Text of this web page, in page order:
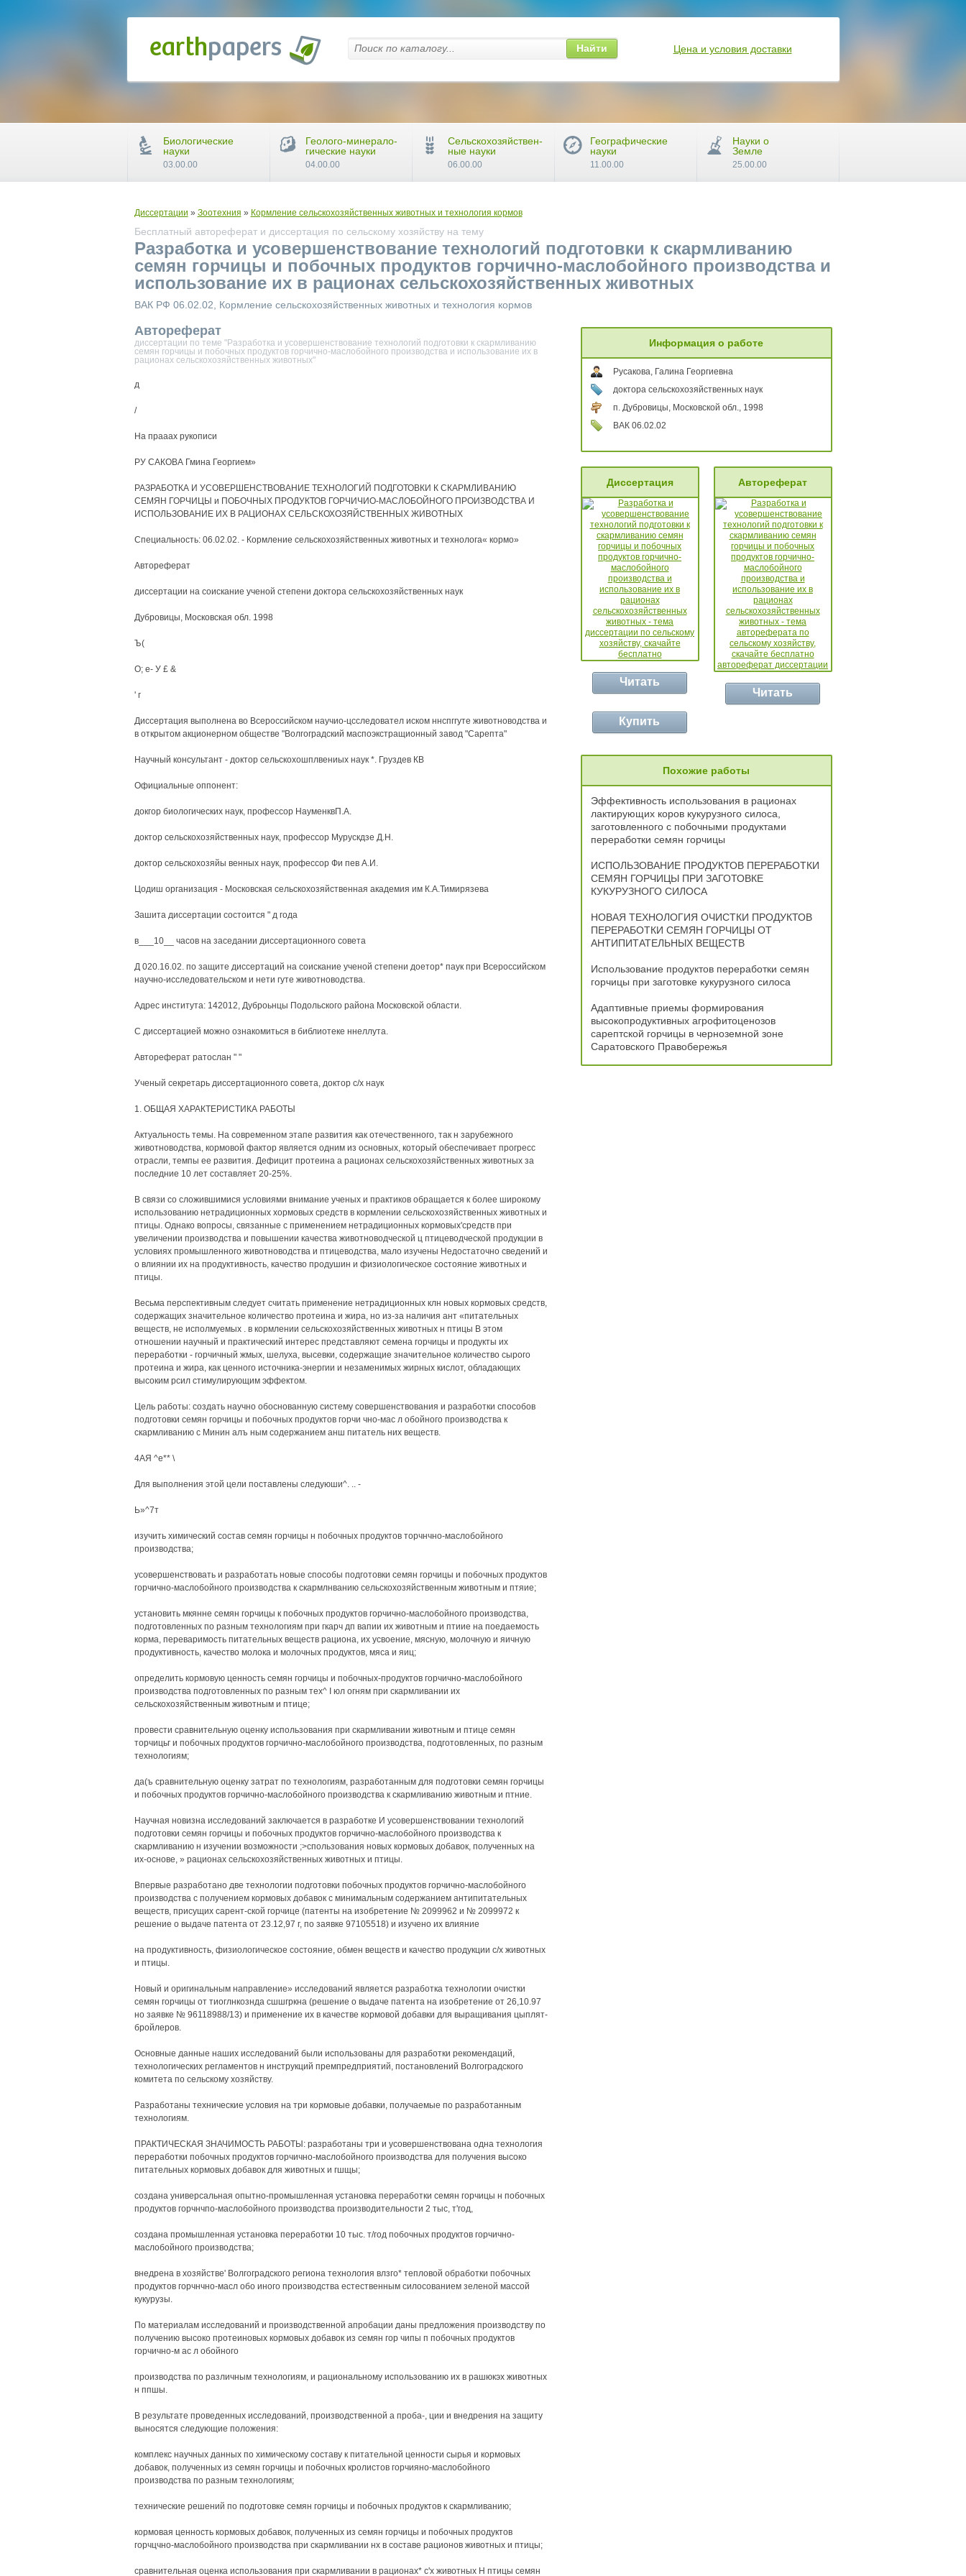
Диссертации » Зоотехния » Кормление сельскохозяйственных животных и технология кормов
Бесплатный автореферат и диссертация по сельскому хозяйству на тему
Разработка и усовершенствование технологий подготовки к скармливанию
семян горчицы и побочных продуктов горчично-маслобойного производства и
использование их в рационах сельскохозяйственных животных
ВАК РФ 06.02.02, Кормление сельскохозяйственных животных и технология кормов
Автореферат
диссертации по теме "Разработка и усовершенствование технологий подготовки к скармливанию
семян горчицы и побочных продуктов горчично-маслобойного производства и использование их в
рационах сельскохозяйственных животных"
д
/
На прааах рукописи
РУ САКОВА Гмина Георгием»
РАЗРАБОТКА И УСОВЕРШЕНСТВОВАНИЕ ТЕХНОЛОГИЙ ПОДГОТОВКИ К СКАРМЛИВАНИЮ
СЕМЯН ГОРЧИЦЫ и ПОБОЧНЫХ ПРОДУКТОВ ГОРЧИЧИО-МАСЛОБОЙНОГО ПРОИЗВОДСТВА И
ИСПОЛЬЗОВАНИЕ ИХ В РАЦИОНАХ СЕЛЬСКОХОЗЯЙСТВЕННЫХ ЖИВОТНЫХ
Специальность: 06.02.02. - Кормление сельскохозяйственных животных и технолога« кормо»
Автореферат
диссертации на соискание ученой степени доктора сельскохозяйственных наук
Дубровицы, Московская обл. 1998
Ъ(
О; е- У £ &
' г
Диссертация выполнена во Всероссийском научио-цсследовател иском ннспггуте животноводства и
в открытом акционерном обществе "Волгоградский маспоэкстращионный завод "Сарепта"
Научный консультант - доктор сельскохошплвениых наук *. Груздев КВ
Официальные оппонент:
докгор биологических наук, профессор НауменквП.А.
доктор сельскохозяйственных наук, профессор Мурускдзе Д.Н.
доктор сельскохозяйы венных наук, профессор Фи пев А.И.
Цодиш организация - Московская сельскохозяйственная академия им К.А.Тимирязева
Зашита диссертации состоится " д года
в___10__ часов на заседании диссертационного совета
Д 020.16.02. по защите диссертаций на соискание ученой степени доетор* паук при Всероссийском
научно-исследовательском и нети гуте животноводства.
Адрес института: 142012, Дуброьнцы Подольского района Московской области.
С диссертацией можно ознакомиться в библиотеке ннеллута.
Автореферат ратослан " "
Ученый секретарь диссертационного совета, доктор с/х наук
1. ОБЩАЯ ХАРАКТЕРИСТИКА РАБОТЫ
Актуальность темы. На современном этапе развития как отечественного, так н зарубежного
животноводства, кормовой фактор является одним из основных, который обеспечивает прогресс
отрасли, темпы ее развития. Дефицит протеина а рационах сельскохозяйственных животных за
последние 10 лет составляет 20-25%.
В связи со сложившимися условиями внимание ученых и практиков обращается к более широкому
использованию нетрадиционных хормовых средств в кормлении сельскохозяйственных животных и
птицы. Однако вопросы, связанные с применением нетрадиционных кормовых'средств при
увеличении производства и повышении качества животноводческой ц птицеводческой продукции в
условиях промышленного животноводства и птицеводства, мало изучены Недостаточно сведений и
о влиянии их на продуктивность, качество продушин и физиологическое состояние животных и
птицы.
Весьма перспективным следует считать применение нетрадиционных клн новых кормовых средств,
содержащих значительное количество протеина и жира, но из-за наличия ант «питательных
веществ, не исполмуемых . в кормлении сельскохозяйственных животных н птицы В этом
отношении научный и практический интерес представляют семена горчицы и продукты их
переработки - горчичный жмых, шелуха, высевки, содержащие значительное количество сырого
протеина и жира, как ценного источника-энергии и незаменимых жирных кислот, обладающих
высоким рсил стимулирующим эффектом.
Цель работы: создать научно обоснованную систему совершенствования и разработки способов
подготовки семян горчицы и побочных продуктов горчи чно-мас л обойного производства к
скармливанию с Минин алъ ным содержанием анш питатель них веществ.
4АЯ ^е** \
Для выполнения этой цели поставлены следуюши^. .. -
Ь»^7т
изучить химический состав семян горчицы н побочных продуктов торчнчно-маслобойного
производства;
усовершенствовать и разработать новые способы подготовки семян горчицы и побочных продуктов
горчично-маслобойного производства к скармлнванию сельскохозяйственным животным и птяие;
установить мкянне семян горчицы к побочных продуктов горчично-маслобойного производства,
подготовленных по разным технологиям при гкарч дп вапии их животным и птиие на поедаемость
корма, переваримость питательных веществ рациона, их усвоение, мясную, молочную и яичную
продуктивность, качество молока и молочных продуктов, мяса и яиц;
определить кормовую ценность семян горчицы и побочных-продуктов горчично-маслобойного
производства подготовленных по разным тех^ I юл огням при скармливании их
сельскохозяйственным животным и птице;
провести сравнительную оценку использования при скармливании животным и птице семян
торчицьг и побочных продуктов горчично-маслобойного производства, подготовленных, по разным
технологиям;
да(ъ сравнительную оценку затрат по технологиям, разработанным для подготовки семян горчицы
и побочных продуктов горчично-маслобойного производства к скармливанию животным и птние.
Научная новизна исследований заключается в разработке И усовершенствовании технологий
подготовки семян горчицы и побочных продуктов горчично-маслобойного производства к
скармливанию н изучении возможности ;>спользования новых кормовых добавок, полученных на
их-основе, » рационах сельскохозяйственных животных и птицы.
Впервые разработано две технологии подготовки побочных продуктов горчично-маслобойного
производства с получением кормовых добавок с минимальным содержанием антипитательных
веществ, присущих сарент-ской горчице (патенты на изобретение № 2099962 и № 2099972 к
решение о выдаче патента от 23.12,97 г, по заявке 97105518) и изучено их влияние
на продуктивность, физиологическое состояние, обмен веществ и качество продукции с/х животных
и птицы.
Новый и оригинальным направление» исследований является разработка технологии очистки
семян горчицы от тиоглнкознда сшшгркна (решение о выдаче патента на изобретение от 26,10.97
но заявке № 96118988/13) и применение их в качестве кормовой добавки для выращивания цыплят-
бройлеров.
Основные данные наших исследований были использованы для разработки рекомендаций,
технологических регламентов н инструкций премпредприятий, постановлений Волгоградского
комитета по сельскому хозяйству.
Разработаны технические условия на три кормовые добавки, получаемые по разработанным
технологиям.
ПРАКТИЧЕСКАЯ ЗНАЧИМОСТЬ РАБОТЫ: разработаны три и усовершенствована одна технология
переработки побочных продуктов горчично-маслобойного производства для получения высоко
питательных кормовых добавок для животных и гшщы;
создана универсальная опытно-промышленная установка переработки семян горчицы н побочных
продуктов горчнчпо-маслобойного производства производительности 2 тыс, т'год,
создана промышленная установка переработки 10 тыс. т/год побочных продуктов горчично-
маслобойного производства;
внедрена в хозяйстве' Волгоградского региона технология влзго* тепловой обработки побочных
продуктов горчнчно-масл обо иного производства естественным силосованием зеленой массой
кукурузы.
По материалам исследований и производственной апробации даны предложения производству по
получению высоко протеиновых кормовых добавок из семян гор чипы п побочных продуктов
горчично-м ас л обойного
производства по различным технологиям, и рациональному использованию их в рашюкэх животных
н ппшы.
В результате проведенных исследований, производственной а проба-, ции и внедрения на защиту
выносятся следующие положения:
комплекс научных данных по химическому составу к питательной ценности сырья и кормовых
добавок, полученных из семян горчицы и побочных кролистов горчияно-маслобойного
производства по разным технологиям;
технические решений по подготовке семян горчицы и побочных продуктов к скармливанию;
кормовая ценность кормовых добавок, полученных из семян горчицы и побочных продуктов
горчцчно-маслобойного производства при скармливании нх в составе рационов животных и птицы;
сравнительная оценка использования при скармливании в рационах* с'х животных Н птицы семян
Информация о работе
Русакова, Галина Георгиевна
доктора сельскохозяйственных наук
п. Дубровицы, Московской обл., 1998
ВАК 06.02.02
Диссертация
Читать
Автореферат
Читать
Купить
Похожие работы
Эффективность использования в рационах
лактирующих коров кукурузного силоса,
заготовленного с побочными продуктами
переработки семян горчицы
ИСПОЛЬЗОВАНИЕ ПРОДУКТОВ ПЕРЕРАБОТКИ
СЕМЯН ГОРЧИЦЫ ПРИ ЗАГОТОВКЕ
КУКУРУЗНОГО СИЛОСА
НОВАЯ ТЕХНОЛОГИЯ ОЧИСТКИ ПРОДУКТОВ
ПЕРЕРАБОТКИ СЕМЯН ГОРЧИЦЫ ОТ
АНТИПИТАТЕЛЬНЫХ ВЕЩЕСТВ
Использование продуктов переработки семян
горчицы при заготовке кукурузного силоса
Адаптивные приемы формирования
высокопродуктивных агрофитоценозов
сарептской горчицы в черноземной зоне
Саратовского Правобережья
Найти Цена и условия доставки
Биологические
науки
03.00.00
Геолого-минерало-
гические науки
04.00.00
Сельскохозяйствен-
ные науки
06.00.00
Географические
науки
11.00.00
Науки о
Земле
25.00.00